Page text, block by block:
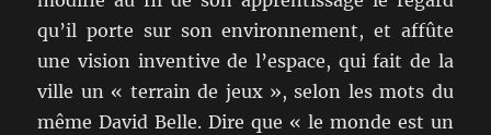
qu’il porte sur son environnement, et affûte
une vision inventive de l’espace, qui fait de la
ville un « terrain de jeux », selon les mots du
même David Belle. Dire que « le monde est un